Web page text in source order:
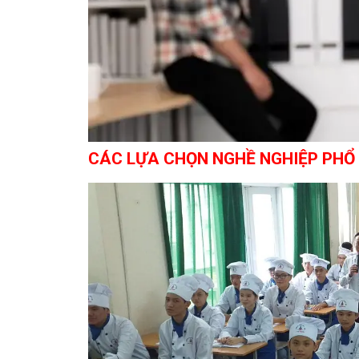
CÁC LỰA CHỌN NGHỀ NGHIỆP PHỔ